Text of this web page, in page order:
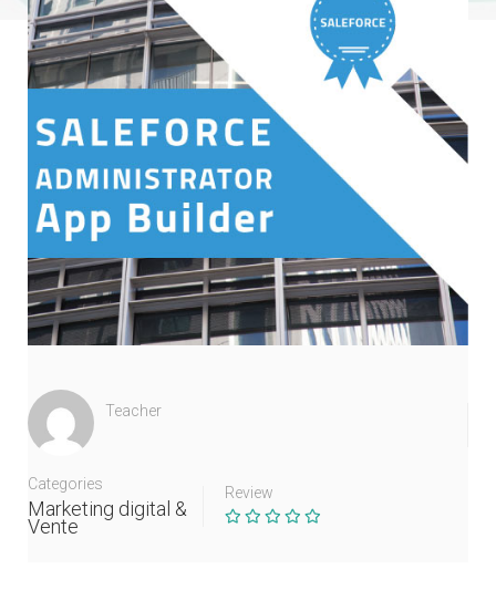
Teacher
Categories
Marketing digital &
Vente
Review